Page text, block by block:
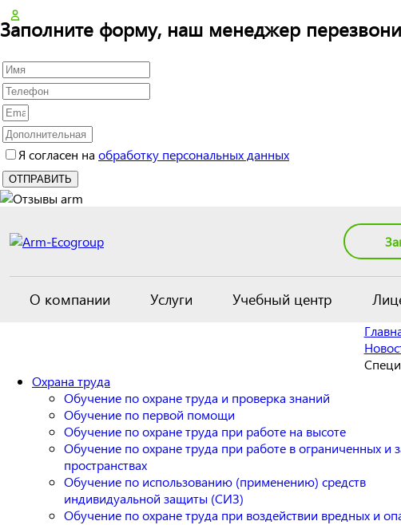
Заполните форму, наш менеджер
Я согласен на обработку персональных данных
О компании Услуги Учебный центр
Охрана труда
Обучение по охране труда и проверка знаний
Обучение по первой помощи
Обучение по охране труда при работе на высоте
Обучение по охране труда при работе в ограниченных и
пространствах
Обучение по использованию (применению) средств
индивидуальной защиты (СИЗ)
Обучение по охране труда при воздействии вредных и